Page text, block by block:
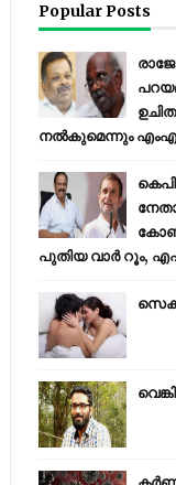
Popular Posts
നല്‍കുമെന്നും
പുതിയ വാര്‍ റൂം,